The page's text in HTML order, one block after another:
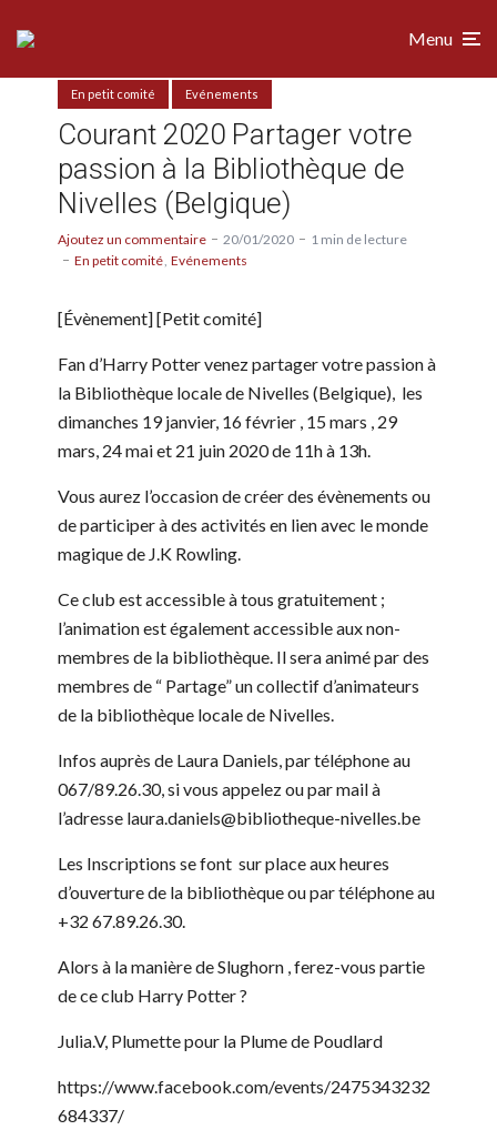
Menu
En petit comité Evénements
Courant 2020 Partager votre
passion à la Bibliothèque de
Nivelles (Belgique)
Ajoutez un commentaire 20/01/2020
1 min de lecture
En petit comité Evénements
[Évènement] [Petit comité]
Fan d’Harry Potter venez partager votre passion à
la Bibliothèque locale de Nivelles (Belgique), les
dimanches 19 janvier, 16 février , 15 mars , 29
mars, 24 mai et 21 juin 2020 de 11h à 13h.
Vous aurez l’occasion de créer des évènements ou
de participer à des activités en lien avec le monde
magique de J.K Rowling.
Ce club est accessible à tous gratuitement ;
l’animation est également accessible aux non-
membres de la bibliothèque. Il sera animé par des
membres de “ Partage” un collectif d’animateurs
de la bibliothèque locale de Nivelles.
Infos auprès de Laura Daniels, par téléphone au
067/89.26.30, si vous appelez ou par mail à
l’adresse laura.daniels@bibliotheque-nivelles.be
Les Inscriptions se font sur place aux heures
d’ouverture de la bibliothèque ou par téléphone au
+32 67.89.26.30.
Alors à la manière de Slughorn , ferez-vous partie
de ce club Harry Potter ?
Julia.V, Plumette pour la Plume de Poudlard
https://www.facebook.com/events/2475343232
684337/